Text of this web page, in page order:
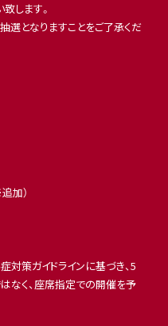
します。
選となりますことをご了承くだ
加）
対策ガイドラインに基づき、5
なく、座席指定での開催を予